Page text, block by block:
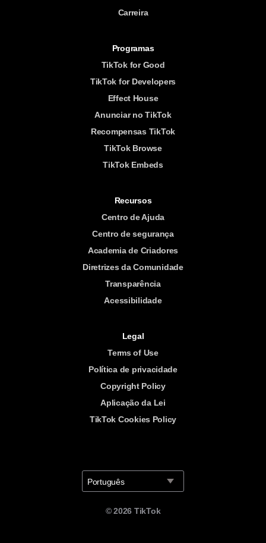
Carreira
Programas
TikTok for Good
TikTok for Developers
Effect House
Anunciar no TikTok
Recompensas TikTok
TikTok Browse
TikTok Embeds
Recursos
Centro de Ajuda
Centro de segurança
Academia de Criadores
Diretrizes da Comunidade
Transparência
Acessibilidade
Legal
Terms of Use
Política de privacidade
Copyright Policy
Aplicação da Lei
TikTok Cookies Policy
Português
©2026 TikTok